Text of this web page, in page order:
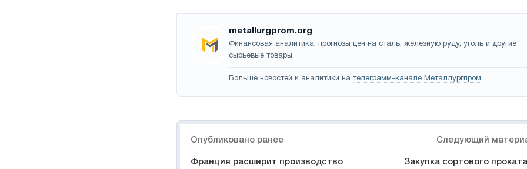
metallurgprom.org
Финансовая аналитика, прогнозы цен на сталь, железную руду, уголь и другие
сырьевые товары.
Больше новостей и аналитики на телеграмм-канале Металлургпром.
Опубликовано ранее
Франция расширит производство
Следующий
Закупка сортового